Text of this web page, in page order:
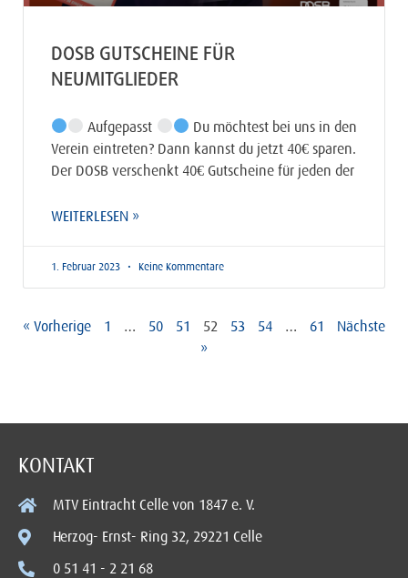
DOSB GUTSCHEINE FÜR
NEUMITGLIEDER
Aufgepasst
Du möchtest bei uns in den
Verein eintreten? Dann kannst du jetzt 40€ sparen.
Der DOSB verschenkt 40€ Gutscheine für jeden der
WEITERLESEN »
1. Februar 2023 Keine Kommentare
« Vorherige 1 … 50 51 52 53 54 … 61
Nächste
»
KONTAKT
MTV Eintracht Celle von 1847 e. V.
Herzog- Ernst- Ring 32, 29221 Celle
0 51 41 - 2 21 68